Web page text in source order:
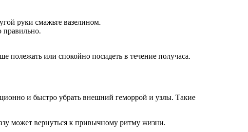
руки смажьте вазелином.
правильно.
или спокойно посидеть в течение получаса.
и быстро убрать внешний геморрой и узлы. Такие
может вернуться к привычному ритму жизни.